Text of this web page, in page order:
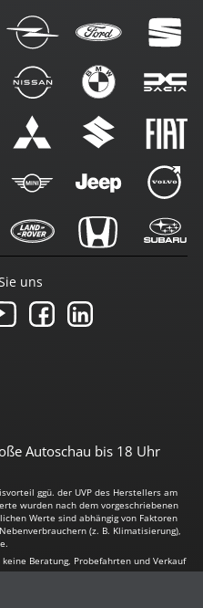
Autoschau bis 18 Uhr
uns
ggü. der UVP des Herstellers am
wurden nach dem vorgeschriebenen
Werte sind abhängig von Faktoren
(z. B. Klimatisierung),
Beratung, Probefahrten und Verkauf